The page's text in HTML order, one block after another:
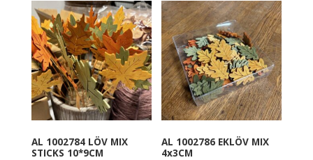
AL 1002784 LÖV MIX
STICKS 10*9CM
AL 1002786 EKLÖV MIX
4x3CM